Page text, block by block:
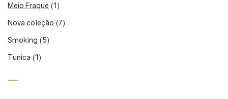
Meio Fraque (1)
Nova coleção (7)
Smoking (5)
Tunica (1)